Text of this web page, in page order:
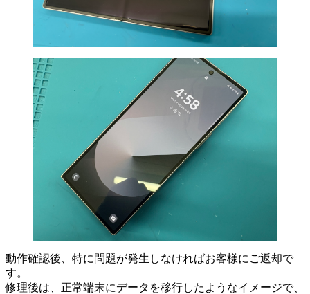
動作確認後、特に問題が発生しなければお客様にご返却で
す。
修理後は、正常端末にデータを移行したようなイメージで、